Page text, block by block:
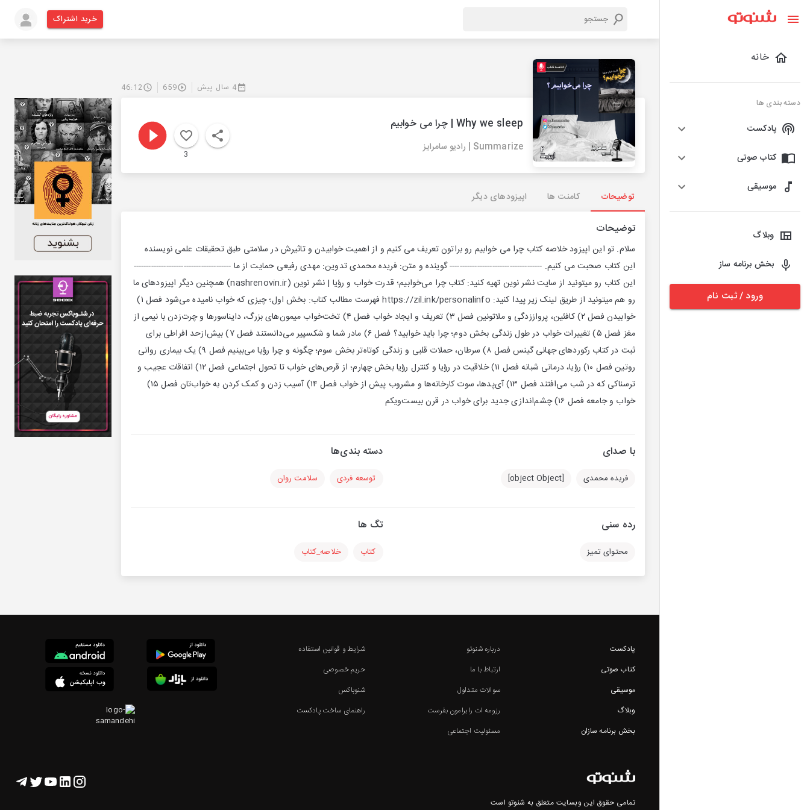
خانه
دسته بندی ها
پادکست
کتاب صوتی
موسیقی
وبلاگ
بخش برنامه ساز
ورود / ثبت نام
خرید اشتراک
4 سال پیش 659
46:12
Why we sleep | چرا می خوابیم
Summarize | رادیو سامرایز
3
توضیحات کامنت ها اپیزودهای دیگر
توضیحات
سلام. تو این اپیزود خلاصه کتاب چرا می خوابیم رو براتون تعریف می کنیم و از اهمیت خوابیدن و تاثیرش در سلامتی طبق تحقیقات علمی نویسنده
این کتاب صحبت می کنیم. ------------------------------------- گوینده و متن: فریده محمدی‌ تدوین: مهدی رفیعی حمایت از ما ---------------------------------------
این کتاب رو میتونید از سایت نشر نوین تهیه کنید: کتاب چرا می‌خوابیم؛ قدرت خواب و رؤیا | نشر نوین (nashrenovin.ir) همچنین دیگر اپیزودهای ما
رو هم میتونید از طریق لینک زیر پیدا کنید: https://zil.ink/personalinfo فهرست مطالب کتاب: بخش اول؛ چیزی که خواب نامیده می‌شود فصل ۱)
خوابیدن فصل ۲) کافئین، پرواززدگی و ملاتونین فصل ۳) تعریف و ایجاد خواب فصل ۴) تخت‌خواب میمون‌های بزرگ، دایناسورها و چرت‌زدن با نیمی از
مغز فصل ۵) تغییرات خواب در طول زندگی بخش دوم؛ چرا باید خوابید؟ فصل ۶) مادر شما و شکسپیر می‌دانستند فصل ۷) بیش‌ازحد افراطی برای
ثبت در کتاب رکوردهای جهانی گینس فصل ۸) سرطان، حملات قلبی و زندگی کوتاه‌تر بخش سوم؛ چگونه و چرا رؤیا می‌بینیم فصل ۹) یک بیماری روانی
روتین فصل ۱۰) رؤیا، درمانی شبانه فصل ۱۱) خلاقیت در رؤیا و کنترل رؤیا بخش چهارم؛ از قرص‌های خواب تا تحول اجتماعی فصل ۱۲) اتفاقات عجیب و
ترسناکی که در شب می‌افتند فصل ۱۳) آی‌پدها، سوت کارخانه‌ها و مشروب پیش از خواب فصل ۱۴) آسیب ‌زدن و کمک کردن به خواب‌تان فصل ۱۵)
خواب و جامعه فصل ۱۶) چشم‌اندازی جدید برای خواب در قرن بیست‌ویکم
با صدای
فریده محمدی [object Object]
دسته بندی‌ها
توسعه فردی سلامت روان
رده سنی
محتوای تمیز
تگ ها
کتاب خلاصه_کتاب
پادکست
کتاب صوتی
موسیقی
وبلاگ
بخش برنامه سازان
درباره شنوتو
ارتباط با ما
سوالات متداول
رزومه ات را برامون بفرست
مسئولیت اجتماعی
شرایط و قوانین استفاده
حریم خصوصی
شنوباکس
راهنمای ساخت پادکست
تمامی حقوق این وبسایت متعلق به شنوتو است